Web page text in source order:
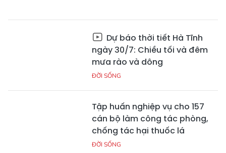
Dự báo thời tiết Hà Tĩnh
ngày 30/7: Chiều tối và đêm
mưa rào và dông
ĐỜI SỐNG
Tập huấn nghiệp vụ cho 157
cán bộ làm công tác phòng,
chống tác hại thuốc lá
ĐỜI SỐNG